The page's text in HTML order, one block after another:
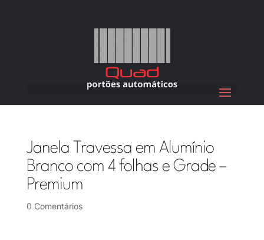
Janela Travessa em Alumínio
Branco com 4 folhas e Grade –
Premium
0 Comentários